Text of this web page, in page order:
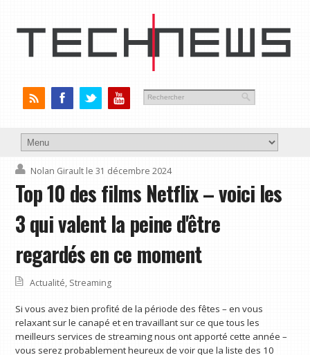
Nolan Girault le 31 décembre 2024
Top 10 des films Netflix – voici les
3 qui valent la peine d'être
regardés en ce moment
Actualité, Streaming
Si vous avez bien profité de la période des fêtes – en vous
relaxant sur le canapé et en travaillant sur ce que tous les
meilleurs services de streaming nous ont apporté cette année –
vous serez probablement heureux de voir que la liste des 10